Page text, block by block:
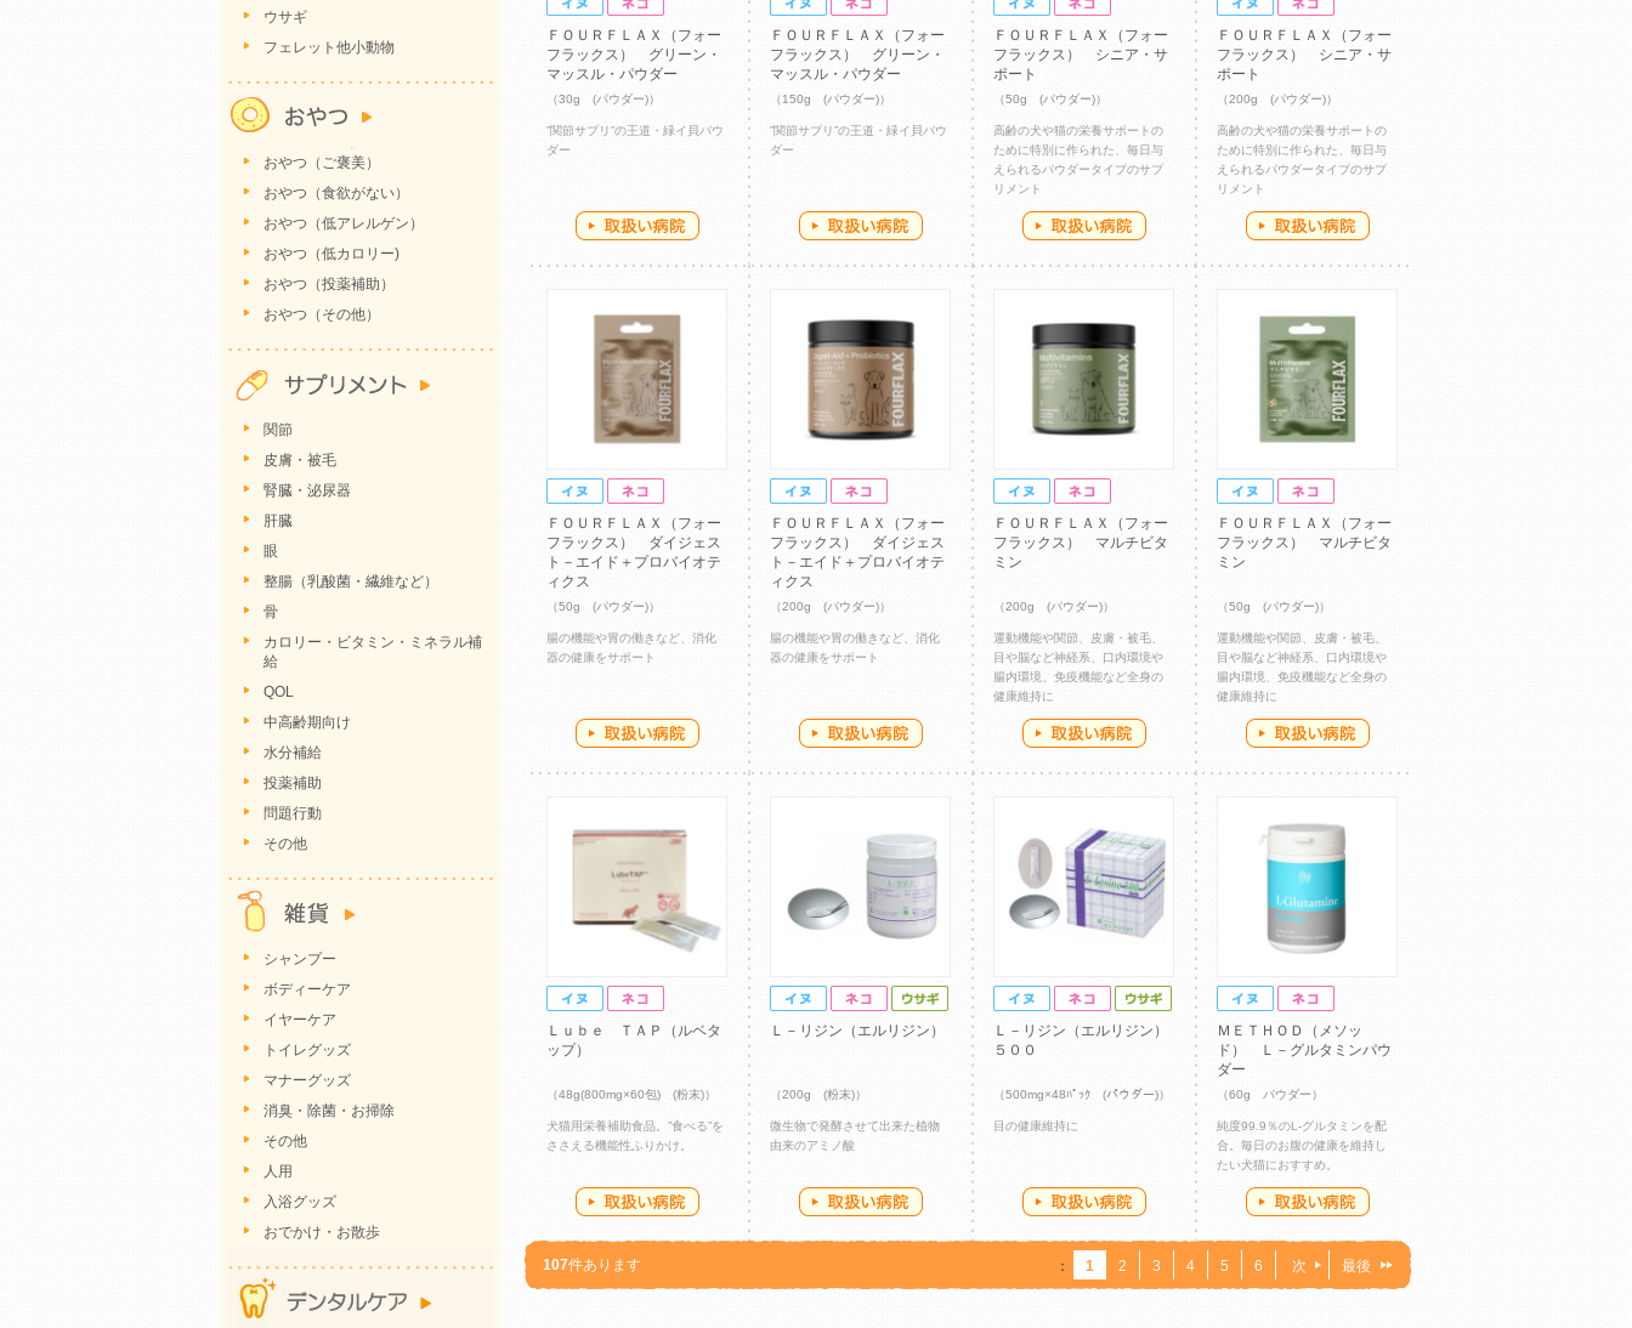
ＦＯＵＲＦＬＡＸ（フォー
フラックス） グリーン・
マッスル・パウダー
（30g (パウダー)）
”関節サプリ”の王道・緑イ貝パウ
ダー
ＦＯＵＲＦＬＡＸ（フォー
フラックス） グリーン・
マッスル・パウダー
（150g (パウダー)）
”関節サプリ”の王道・緑イ貝パウ
ダー
ＦＯＵＲＦＬＡＸ（フォー
フラックス） シニア・サ
ポート
（50g (パウダー)）
高齢の犬や猫の栄養サポートの
ために特別に作られた、毎日与
えられるパウダータイプのサプ
リメント
ＦＯＵＲＦＬＡＸ（フォー
フラックス） シニア・サ
ポート
（200g (パウダー)）
高齢の犬や猫の栄養サポートの
ために特別に作られた、毎日与
えられるパウダータイプのサプ
リメント
ＦＯＵＲＦＬＡＸ（フォー
フラックス） ダイジェス
ト－エイド＋プロバイオテ
ィクス
（50g (パウダー)）
腸の機能や胃の働きなど、消化
器の健康をサポート
ＦＯＵＲＦＬＡＸ（フォー
フラックス） ダイジェス
ト－エイド＋プロバイオテ
ィクス
（200g (パウダー)）
腸の機能や胃の働きなど、消化
器の健康をサポート
ＦＯＵＲＦＬＡＸ（フォー
フラックス） マルチビタ
ミン
（200g (パウダー)）
運動機能や関節、皮膚・被毛、
目や脳など神経系、口内環境や
腸内環境、免疫機能など全身の
健康維持に
ＦＯＵＲＦＬＡＸ（フォー
フラックス） マルチビタ
ミン
（50g (パウダー)）
運動機能や関節、皮膚・被毛、
目や脳など神経系、口内環境や
腸内環境、免疫機能など全身の
健康維持に
Ｌｕｂｅ ＴＡＰ（ルベタ
ップ）
（48g(800mg×60包) (粉末)）
犬猫用栄養補助食品。”食べる”を
ささえる機能性ふりかけ。
Ｌ－リジン（エルリジン）
（200g (粉末)）
微生物で発酵させて出来た植物
由来のアミノ酸
Ｌ－リジン（エルリジン）
５００
（500mg×48ﾊﾟｯｸ (パウダー)）
目の健康維持に
ＭＥＴＨＯＤ（メソッ
ド） Ｌ－グルタミンパウ
ダー
（60g パウダー）
純度99.9％のL-グルタミンを配
合。毎日のお腹の健康を維持し
たい犬猫におすすめ。
107件あります ： 1 2 3 4 5 6 次 最後
ウサギ
フェレット他小動物
おやつ（ご褒美）
おやつ（食欲がない）
おやつ（低アレルゲン）
おやつ（低カロリー)
おやつ（投薬補助）
おやつ（その他）
関節
皮膚・被毛
腎臓・泌尿器
肝臓
眼
整腸（乳酸菌・繊維など）
骨
カロリー・ビタミン・ミネラル補
給
QOL
中高齢期向け
水分補給
投薬補助
問題行動
その他
シャンプー
ボディーケア
イヤーケア
トイレグッズ
マナーグッズ
消臭・除菌・お掃除
その他
人用
入浴グッズ
おでかけ・お散歩